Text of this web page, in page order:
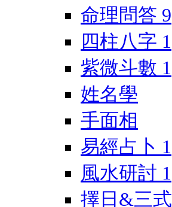
命理問答 9
四柱八字 1
紫微斗數 1
姓名學
手面相
易經占卜 1
風水研討 1
擇日&三式